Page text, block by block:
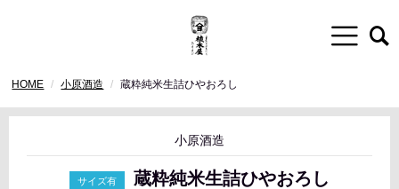
HOME 小原酒造 蔵粋純米生詰ひやおろし
小原酒造
蔵粋純米生詰ひやおろし